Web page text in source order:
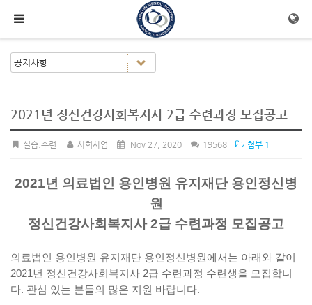
2021년 정신건강사회복지사 2급 수련과정 모집공고
실습.수련 사회사업 Nov 27, 2020 19568 첨부 1
2021년 의료법인 용인병원 유지재단 용인정신병
원
정신건강사회복지사2급 수련과정 모집공고
의료법인 용인병원 유지재단 용인정신병원에서는 아래와 같이
2021 년 정신건강사회복지사 2급 수련과정 수련생을 모집합니
다. 관심 있는 분들의 많은 지원 바랍니다.